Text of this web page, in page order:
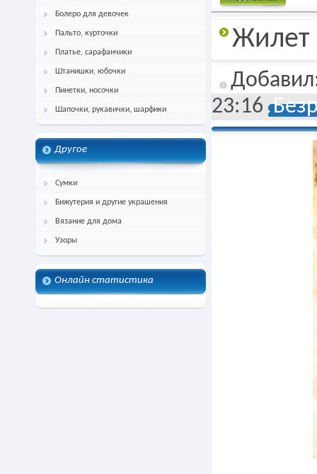
Болеро для девочек
Пальто, курточки
Платье, сарафанчики
Штанишки, юбочки
Пинетки, носочки
Шапочки, рукавички, шарфики
Другое
Сумки
Бижутерия и другие украшения
Вязание для дома
Узоры
Онлайн статистика
Жилет
23:16